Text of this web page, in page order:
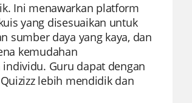
Ini menawarkan platform
yang disesuaikan untuk
sumber daya yang kaya, dan
kemudahan
Guru dapat dengan
lebih mendidik dan